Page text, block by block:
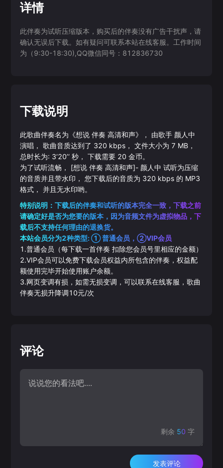
详情
此伴奏为试听压缩版本，购买后的伴奏没有广告干扰声，请
确认无误后下载。如有疑问可联系本站在线客服。工作时间
为（9:30-18:30),QQ微信同号：812836730
下载说明
此歌曲伴奏名为《想说 伴奏 高清和声》， 由歌手 颜人中
演唱， 歌曲音质达到了 320 kbps， 文件大小为 7 MB，
总时长为: 3‘20’‘秒， 下载需要 20 金币。
为了试听流畅， [想说 伴奏 高清和声]- 颜人中 试听为压缩
的音质并且带水印， 您下载后的音质为 320 kbps 的 MP3
格式， 并且无水印哟。
特别说明：下载后的伴奏和试听的版本完全一致，下载之前
请确定好是否为您要的版本，因为音频文件为虚拟物品，下
载后不支持任何理由的退换货。
本站会员分为2种类型: ① 普通会员，②VIP会员
1.普通会员（每下载一首伴奏 扣除您会员号里相应的金额）
2.VIP会员可以免费下载会员权益内所包含的伴奏，权益配
额使用完毕开始使用账户余额。
3.网页变调有损，如需无损变调，可以联系在线客服，歌曲
伴奏无损升降调10元/次
评论
剩余 50 字
发表评论